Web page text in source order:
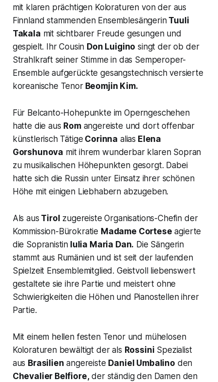
mit klaren prächtigen Koloraturen von der aus
Finnland stammenden EnsemblesängerinTuuli
Takala mit sichtbarer Freude gesungen und
gespielt. Ihr Cousin Don Luigino singt der ob der
Strahlkraft seiner Stimme in das Semperoper-
Ensemble aufgerückte gesangstechnisch versierte
koreanische TenorBeomjin Kim.
Für Belcanto-Hohepunkte im Operngeschehen
hatte die aus Romangereiste und dort offenbar
künstlerisch Tätige Corinna alias Elena
Gorshunova mit ihrem wunderbar klaren Sopran
zu musikalischen Höhepunkten gesorgt. Dabei
hatte sich die Russin unter Einsatz ihrer schönen
Höhe mit einigen Liebhabern abzugeben.
Als aus Tirol zugereiste Organisations-Chefin der
Kommission-Bürokratie Madame Cortese agierte
die Sopranistin Iulia Maria Dan. Die Sängerin
stammt aus Rumänien und ist seit der laufenden
Spielzeit Ensemblemitglied. Geistvoll liebenswert
gestaltete sie ihre Partie und meistert ohne
Schwierigkeiten die Höhen und Pianostellen ihrer
Partie.
Mit einem hellen festen Tenor und mühelosen
Koloraturen bewältigt der als Rossini Spezialist
aus Brasilien angereiste Daniel Umbalino den
Chevalier Belfiore,der ständig den Damen den